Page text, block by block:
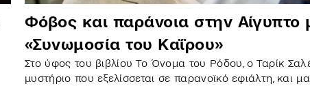
Φόβος και παράνοια στην Αίγυπτο
«Συνωμοσία του Καΐρου»
Στο ύφος του βιβλίου Το Όνομα του Ρόδου, ο Ταρίκ
μυστήριο που εξελίσσεται σε παρανοϊκό εφιάλτη, και